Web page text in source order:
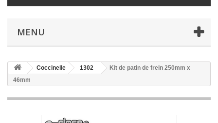
MENU
Coccinelle 1302
Kit de patin de frein 250mm x
46mm